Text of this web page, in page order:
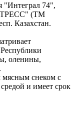
"Интеграл 74",
(ТМ
Казахстан.
оленины,
мясным снеком с
и имеет срок